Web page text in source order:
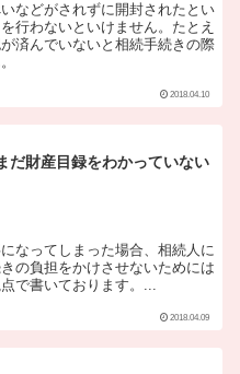
などがされずに開封されたとい
行わないといけません。たとえ
済んでいないと相続手続きの際
2018.04.10
だ財産目録をわかっていない
なってしまった場合、相続人に
の負担をかけさせないためには
で書いております。...
2018.04.09